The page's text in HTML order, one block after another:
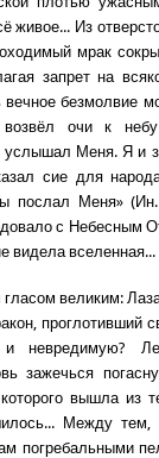
живое... Из
мрак
запрет на
безмолвие
очи к
услышал Меня. Я и
сие для
послал Меня»
с Небесным
видела вселенная...
великим:
проглотивший
зажечься
вышла из
Между
погребальными